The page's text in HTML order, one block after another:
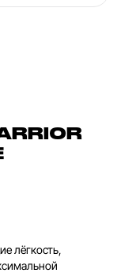
лёгкость,